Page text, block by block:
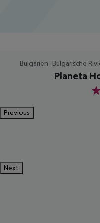
Bulgarien | Bulgarische
Planeta
4
Previous
Next